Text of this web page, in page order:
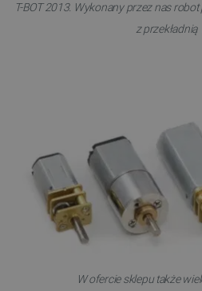
T-BOT 2013. Wykonany przez nas
z przekładnią
W ofercie sklepu także